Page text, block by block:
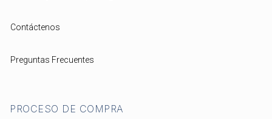
Contáctenos
Preguntas Frecuentes
PROCESO DE COMPRA